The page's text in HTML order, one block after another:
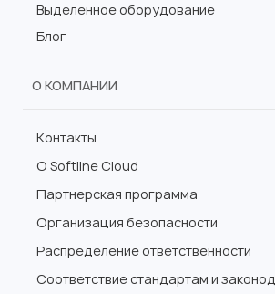
Выделенное оборудование
Блог
О КОМПАНИИ
Контакты
О Softline Cloud
Партнерская программа
Организация безопасности
Распределение ответственности
Соответствие стандартам и